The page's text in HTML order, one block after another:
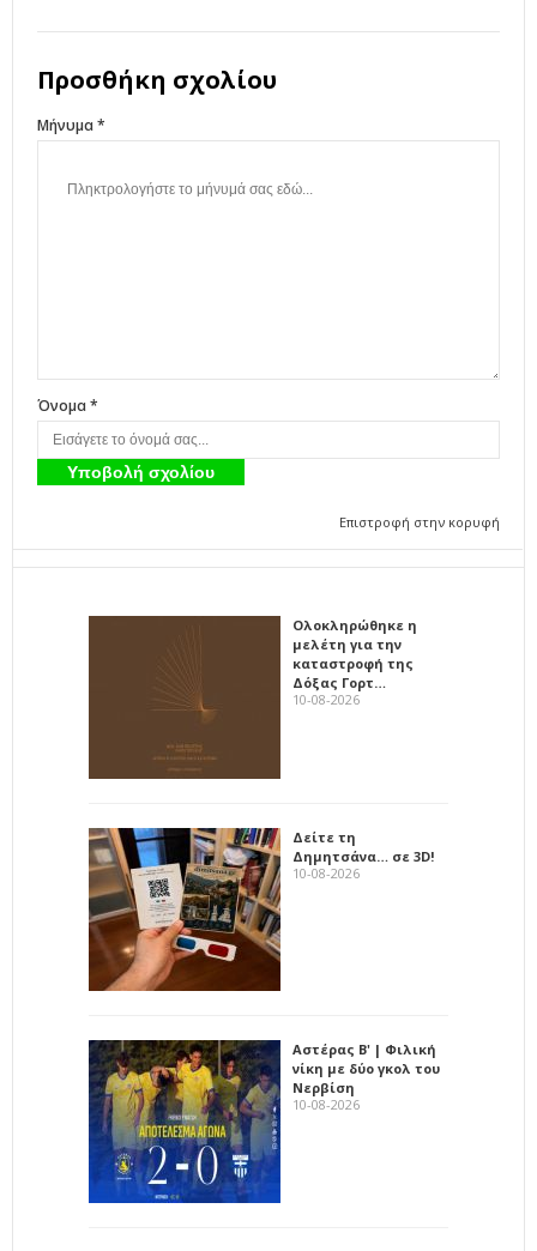
Προσθήκη σχολίου
Μήνυμα *
Όνομα *
Επιστροφή στην κορυφή
Ολοκληρώθηκε η
μελέτη για την
καταστροφή της
Δόξας Γορτ…
10-08-2026
Δείτε τη
Δημητσάνα… σε 3D!
10-08-2026
Αστέρας Β' | Φιλική
νίκη με δύο γκολ του
Νερβίση
10-08-2026